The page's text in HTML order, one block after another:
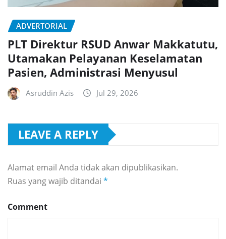
ADVERTORIAL
PLT Direktur RSUD Anwar Makkatutu,
Utamakan Pelayanan Keselamatan
Pasien, Administrasi Menyusul
Asruddin Azis Jul 29, 2026
LEAVE A REPLY
Alamat email Anda tidak akan dipublikasikan.
Ruas yang wajib ditandai *
Comment